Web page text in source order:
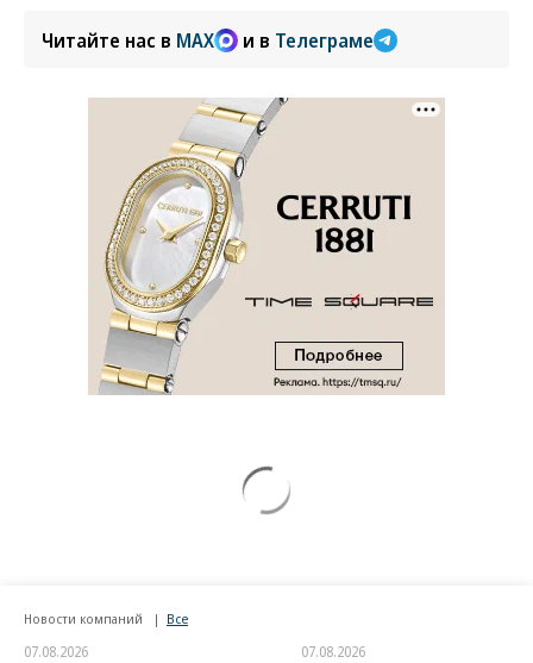
Читайте нас в MAX и в Телеграме
Новости компаний Все
07.08.2026 07.08.2026